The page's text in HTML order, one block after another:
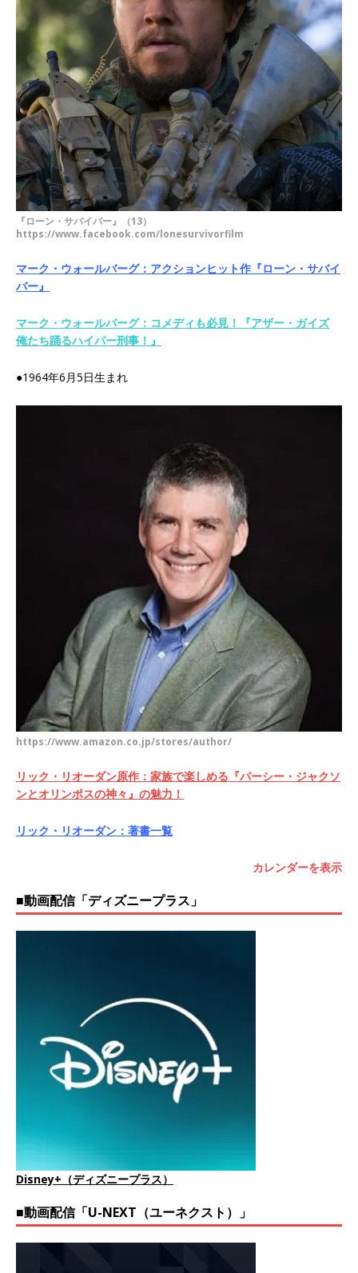
『ローン・サバイバー』（13）
https://www.facebook.com/lonesurvivorfilm
マーク・ウォールバーグ：アクションヒット作『ローン・サバイ
バー』
マーク・ウォールバーグ：コメディも必見！『アザー・ガイズ
俺たち踊るハイパー刑事！』
●1964年6月5日生まれ
https://www.amazon.co.jp/stores/author/
リック・リオーダン原作：家族で楽しめる『パーシー・ジャクソ
ンとオリンポスの神々』の魅力！
リック・リオーダン：著書一覧
カレンダーを表示
■動画配信「ディズニープラス」
Disney+（ディズニープラス）
■動画配信「U-NEXT（ユーネクスト）」